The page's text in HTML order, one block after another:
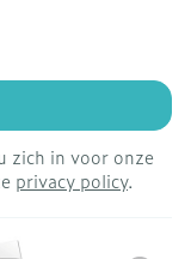
zich in voor onze
privacy policy.